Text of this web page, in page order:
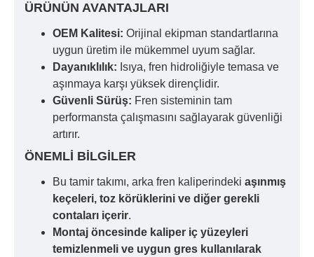
ÜRÜNÜN AVANTAJLARI
OEM Kalitesi: Orijinal ekipman standartlarına
uygun üretim ile mükemmel uyum sağlar.
Dayanıklılık: Isıya, fren hidroliğiyle temasa ve
aşınmaya karşı yüksek dirençlidir.
Güvenli Sürüş: Fren sisteminin tam
performansta çalışmasını sağlayarak güvenliği
artırır.
ÖNEMLI BILGILER
Bu tamir takımı, arka fren kaliperindeki aşınmış
keçeleri, toz körüklerini ve diğer gerekli
contaları içerir.
Montaj öncesinde kaliper iç yüzeyleri
temizlenmeli ve uygun gres kullanılarak